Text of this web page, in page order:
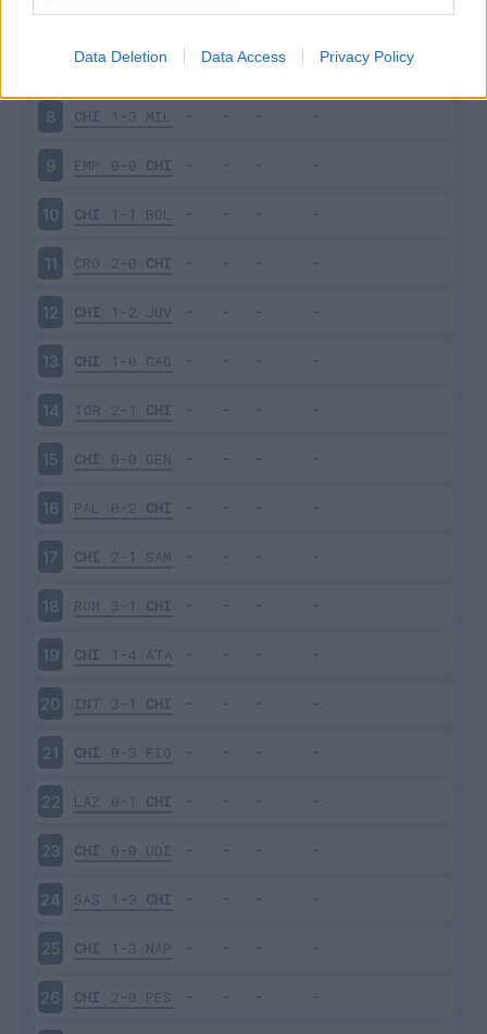
Data Deletion Data Access Privacy Policy
6 NAP 2-0 CHI
PES 0-2 CHI
8 CHI 1-3 MIL
9 EMP 0-0 CHI
10 CHI 1-1 BOL
11 CRO 2-0 CHI
12 CHI 1-2 JUV
13 CHI 1-0 CAG
14 TOR 2-1 CHI
15 CHI 0-0 GEN
16 PAL 0-2 CHI
17 CHI 2-1 SAM
18 ROM 3-1 CHI
19 CHI 1-4 ATA
20 INT 3-1 CHI
21 CHI 0-3 FIO
22 LAZ 0-1 CHI
23 CHI 0-0 UDI
24 SAS 1-3 CHI
25 CHI 1-3 NAP
26 CHI 2-0 PES